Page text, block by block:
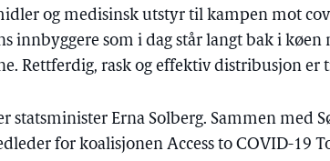
og medisinsk utstyr til kampen mot
innbyggere som i dag står langt bak i
Rettferdig, rask og effektiv distribusjon er
statsminister Erna Solberg. Sammen med
for koalisjonen Access to COVID-19